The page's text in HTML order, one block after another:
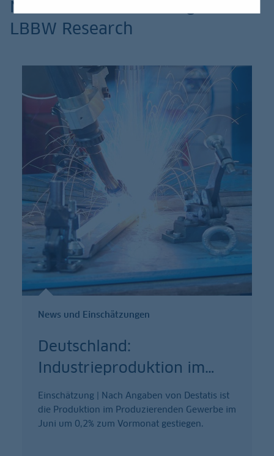
News und Einschätzungen des
LBBW Research
News und Einschätzungen
Deutschland:
Industrieproduktion im…
Einschätzung | Nach Angaben von Destatis ist
die Produktion im Produzierenden Gewerbe im
Juni um 0,2% zum Vormonat gestiegen.